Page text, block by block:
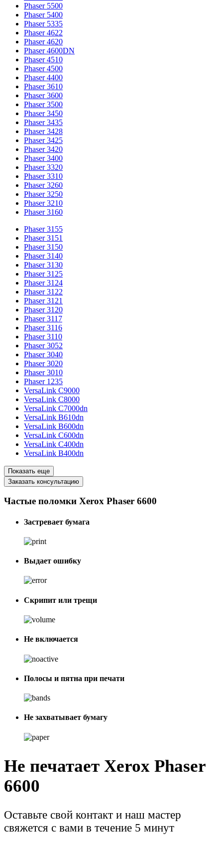
Phaser 5500
Phaser 5400
Phaser 5335
Phaser 4622
Phaser 4620
Phaser 4600DN
Phaser 4510
Phaser 4500
Phaser 4400
Phaser 3610
Phaser 3600
Phaser 3500
Phaser 3450
Phaser 3435
Phaser 3428
Phaser 3425
Phaser 3420
Phaser 3400
Phaser 3320
Phaser 3310
Phaser 3260
Phaser 3250
Phaser 3210
Phaser 3160
Phaser 3155
Phaser 3151
Phaser 3150
Phaser 3140
Phaser 3130
Phaser 3125
Phaser 3124
Phaser 3122
Phaser 3121
Phaser 3120
Phaser 3117
Phaser 3116
Phaser 3110
Phaser 3052
Phaser 3040
Phaser 3020
Phaser 3010
Phaser 1235
VersaLink C9000
VersaLink C8000
VersaLink C7000dn
VersaLink B610dn
VersaLink B600dn
VersaLink C600dn
VersaLink C400dn
VersaLink B400dn
Показать еще
Заказать консультацию
Частые поломки Xerox Phaser 6600
Застревает бумага
Выдает ошибку
Скрипит или трещи
Не включается
Полосы и пятна при печати
Не захватывает бумагу
Не печатает Xerox Phaser
6600
Оставьте свой контакт и наш мастер
свяжется с вами в течение 5 минут